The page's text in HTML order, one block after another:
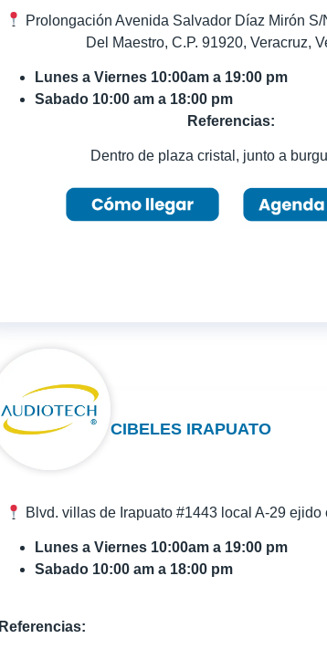
Prolongación Avenida Salvador Díaz Mirón
Del Maestro, C.P. 91920, Veracruz,
Lunes a Viernes 10:00am a 19:00 pm
Sabado 10:00 am a 18:00 pm
Referencias:
Dentro de plaza cristal, junto a
CIBELES IRAPUATO
Blvd. villas de Irapuato #1443 local A-29
Lunes a Viernes 10:00am a 19:00 pm
Sabado 10:00 am a 18:00 pm
Referencias: